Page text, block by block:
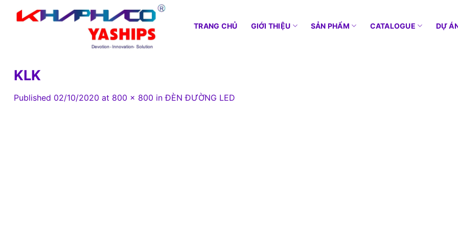
TRANG CHỦ GIỚI THIỆU SẢN PHẨM CATALOGUE DỰ
KLK
Published 02/10/2020 at 800 × 800 inĐÈN ĐƯỜNG LED